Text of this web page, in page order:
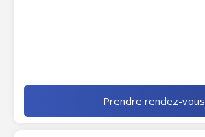
Prendre rendez-vous